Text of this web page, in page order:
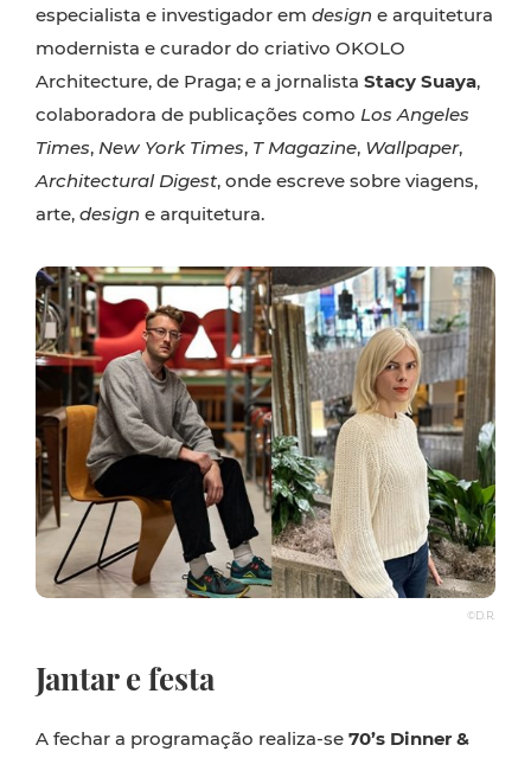
especialista e investigador em design e arquitetura
modernista e curador do criativo OKOLO
Architecture, de Praga; e a jornalista Stacy Suaya,
colaboradora de publicações como Los Angeles
Times, New York Times, T Magazine, Wallpaper,
Architectural Digest, onde escreve sobre viagens,
arte, design e arquitetura.
©D.R.
Jantar e festa
A fechar a programação realiza-se 70’s Dinner &